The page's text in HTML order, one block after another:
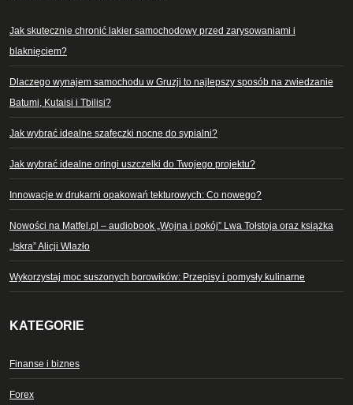
Jak skutecznie chronić lakier samochodowy przed zarysowaniami i
blaknięciem?
Dlaczego wynajem samochodu w Gruzji to najlepszy sposób na zwiedzanie
Batumi, Kutaisi i Tbilisi?
Jak wybrać idealne szafeczki nocne do sypialni?
Jak wybrać idealne oringi uszczelki do Twojego projektu?
Innowacje w drukarni opakowań tekturowych: Co nowego?
Nowości na Matfel.pl – audiobook „Wojna i pokój” Lwa Tołstoja oraz książka
„Iskra” Alicji Wlazło
Wykorzystaj moc suszonych borowików: Przepisy i pomysły kulinarne
KATEGORIE
Finanse i biznes
Forex